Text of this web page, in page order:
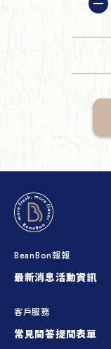
BeanBon報報
最新消息活動資訊
客戶服務
常見問答提問表單